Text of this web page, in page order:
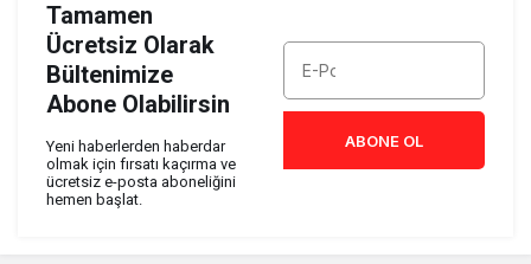
Tamamen
Ücretsiz Olarak
Bültenimize
Abone Olabilirsin
Yeni haberlerden haberdar
olmak için fırsatı kaçırma ve
ücretsiz e-posta aboneliğini
hemen başlat.
ABONE OL